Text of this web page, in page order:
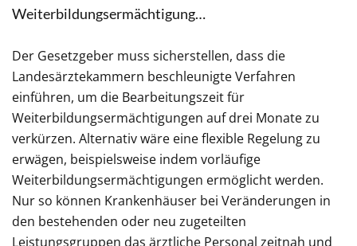
Weiterbildungsermächtigung…
Der Gesetzgeber muss sicherstellen, dass die
Landesärztekammern beschleunigte Verfahren
einführen, um die Bearbeitungszeit für
Weiterbildungsermächtigungen auf drei Monate zu
verkürzen. Alternativ wäre eine flexible Regelung zu
erwägen, beispielsweise indem vorläufige
Weiterbildungsermächtigungen ermöglicht werden.
Nur so können Krankenhäuser bei Veränderungen in
den bestehenden oder neu zugeteilten
Leistungsgruppen das ärztliche Personal zeitnah und